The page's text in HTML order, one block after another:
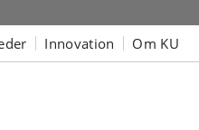
Innovation Om KU